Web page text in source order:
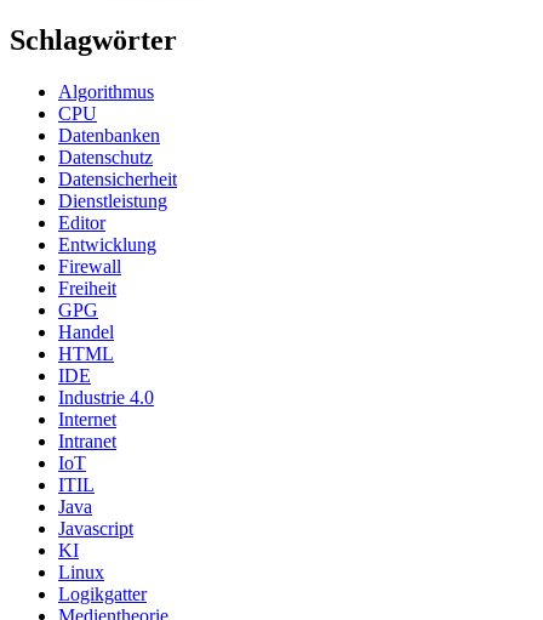
Schlagwörter
Algorithmus
CPU
Datenbanken
Datenschutz
Datensicherheit
Dienstleistung
Editor
Entwicklung
Firewall
Freiheit
GPG
Handel
HTML
IDE
Industrie 4.0
Internet
Intranet
IoT
ITIL
Java
Javascript
KI
Linux
Logikgatter
Medientheorie